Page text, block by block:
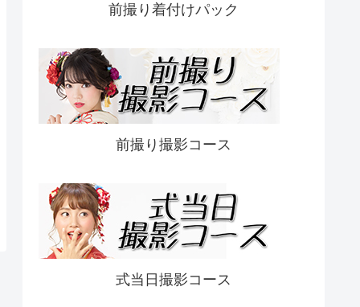
前撮り着付けパック
前撮り撮影コース
式当日撮影コース